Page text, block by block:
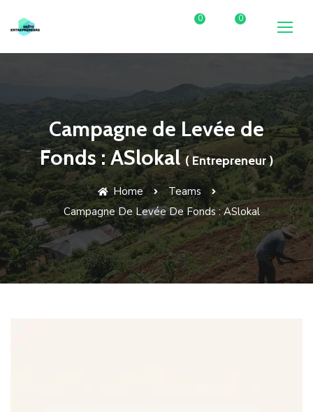
0 0
Campagne de Levée de
Fonds : ASlokal( Entrepreneur )
Home
Teams
Campagne De Levée De Fonds : ASlokal